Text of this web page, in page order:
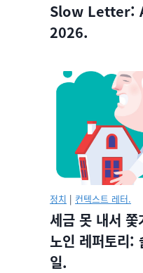
Slow Letter:
2026.
정치 | 컨텍스트 레터.
세금 못 내서
노인 레퍼토리:
일.